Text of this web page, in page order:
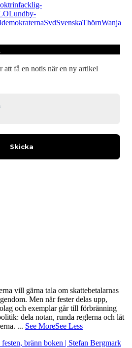
facklig-
Lundby-
SvdSvenskaThörnWanja
att få en notis när en ny artikel
vill gärna tala om skattebetalarnas
Men när fester delas upp,
och exemplar går till förbränning
dela notan, runda reglerna och låt
... See MoreSee Less
bränn boken | Stefan Bergmark